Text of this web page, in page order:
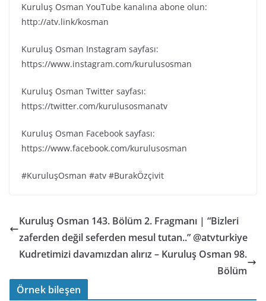
Kuruluş Osman YouTube kanalına abone olun:
http://atv.link/kosman
Kuruluş Osman Instagram sayfası:
https://www.instagram.com/kurulusosman
Kuruluş Osman Twitter sayfası:
https://twitter.com/kurulusosmanatv
Kuruluş Osman Facebook sayfası:
https://www.facebook.com/kurulusosman
#KuruluşOsman #atv #BurakÖzçivit
Kuruluş Osman 143. Bölüm 2. Fragmanı | “Bizleri
zaferden değil seferden mesul tutan..” @atvturkiye
Kudretimizi davamızdan alırız – Kuruluş Osman 98.
Bölüm
Örnek bileşen